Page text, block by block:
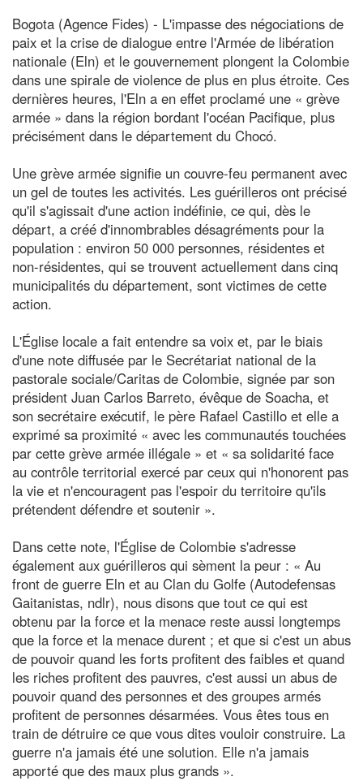
Bogota (Agence Fides) - L'impasse des négociations de
paix et la crise de dialogue entre l'Armée de libération
nationale (Eln) et le gouvernement plongent la Colombie
dans une spirale de violence de plus en plus étroite. Ces
dernières heures, l'Eln a en effet proclamé une « grève
armée » dans la région bordant l'océan Pacifique, plus
précisément dans le département du Chocó.
Une grève armée signifie un couvre-feu permanent avec
un gel de toutes les activités. Les guérilleros ont précisé
qu'il s'agissait d'une action indéfinie, ce qui, dès le
départ, a créé d'innombrables désagréments pour la
population : environ 50 000 personnes, résidentes et
non-résidentes, qui se trouvent actuellement dans cinq
municipalités du département, sont victimes de cette
action.
L'Église locale a fait entendre sa voix et, par le biais
d'une note diffusée par le Secrétariat national de la
pastorale sociale/Caritas de Colombie, signée par son
président Juan Carlos Barreto, évêque de Soacha, et
son secrétaire exécutif, le père Rafael Castillo et elle a
exprimé sa proximité « avec les communautés touchées
par cette grève armée illégale » et « sa solidarité face
au contrôle territorial exercé par ceux qui n'honorent pas
la vie et n'encouragent pas l'espoir du territoire qu'ils
prétendent défendre et soutenir ».
Dans cette note, l'Église de Colombie s'adresse
également aux guérilleros qui sèment la peur : « Au
front de guerre Eln et au Clan du Golfe (Autodefensas
Gaitanistas, ndlr), nous disons que tout ce qui est
obtenu par la force et la menace reste aussi longtemps
que la force et la menace durent ; et que si c'est un abus
de pouvoir quand les forts profitent des faibles et quand
les riches profitent des pauvres, c'est aussi un abus de
pouvoir quand des personnes et des groupes armés
profitent de personnes désarmées. Vous êtes tous en
train de détruire ce que vous dites vouloir construire. La
guerre n'a jamais été une solution. Elle n'a jamais
apporté que des maux plus grands ».